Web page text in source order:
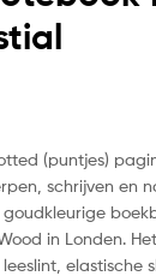
(puntjes)
schrijven en
in Londen.
elastische